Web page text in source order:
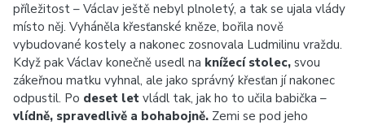
příležitost – Václav ještě nebyl plnoletý, a tak se ujala vlády
místo něj. Vyháněla křesťanské kněze, bořila nově
vybudované kostely a nakonec zosnovala Ludmilinu vraždu.
Když pak Václav konečně usedl na knížecí stolec, svou
zákeřnou matku vyhnal, ale jako správný křesťan jí nakonec
odpustil. Po deset let vládl tak, jak ho to učila babička –
vlídně, spravedlivě a bohabojně. Zemi se pod jeho